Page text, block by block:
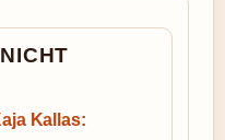
Kallas: